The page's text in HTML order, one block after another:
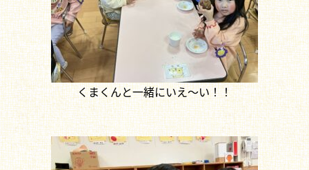
くまくんと一緒にいえ～い！！